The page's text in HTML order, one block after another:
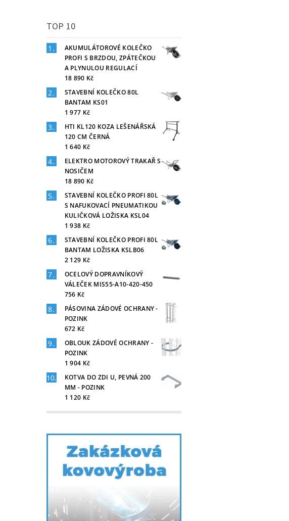
TOP 10
AKUMULÁTOROVÉ KOLEČKO
PROFI S BRZDOU, ZPÁTEČKOU
A PLYNULOU REGULACÍ
18 890 Kč
STAVEBNÍ KOLEČKO 80L
BANTAM KS01
1 977 Kč
HTI KL120 KOZA LEŠENÁŘSKÁ
120 CM ČERNÁ
1 640 Kč
ELEKTRO MOTOROVÝ TRAKAŘ S
NOSIČEM
18 890 Kč
STAVEBNÍ KOLEČKO PROFI 80L
S NAFUKOVACÍ PNEUMATIKOU
KULIČKOVÁ LOŽISKA KSL04
1 938 Kč
STAVEBNÍ KOLEČKO PROFI 80L
BANTAM LOŽISKA KSLB06
2 129 Kč
OCELOVÝ DOPRAVNÍKOVÝ
VÁLEČEK MIS55-A10-420-450
756 Kč
PÁSOVINA ZÁDOVÉ OCHRANY -
POZINK
672 Kč
OBLOUK ZÁDOVÉ OCHRANY -
POZINK
1 904 Kč
KOTVA DO ZDI U, PEVNÁ 200
MM - POZINK
1 120 Kč